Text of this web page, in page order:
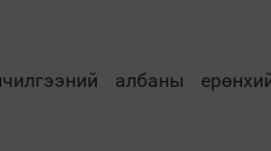
албаны